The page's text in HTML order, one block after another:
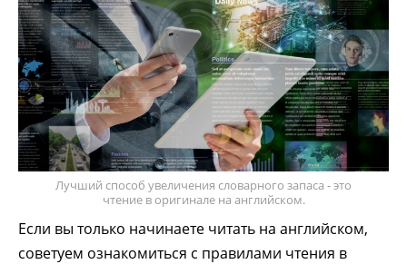
Лучший способ увеличения словарного запаса - это
чтение в оригинале на английском.
Если вы только начинаете читать на английском,
советуем ознакомиться с правилами чтения в